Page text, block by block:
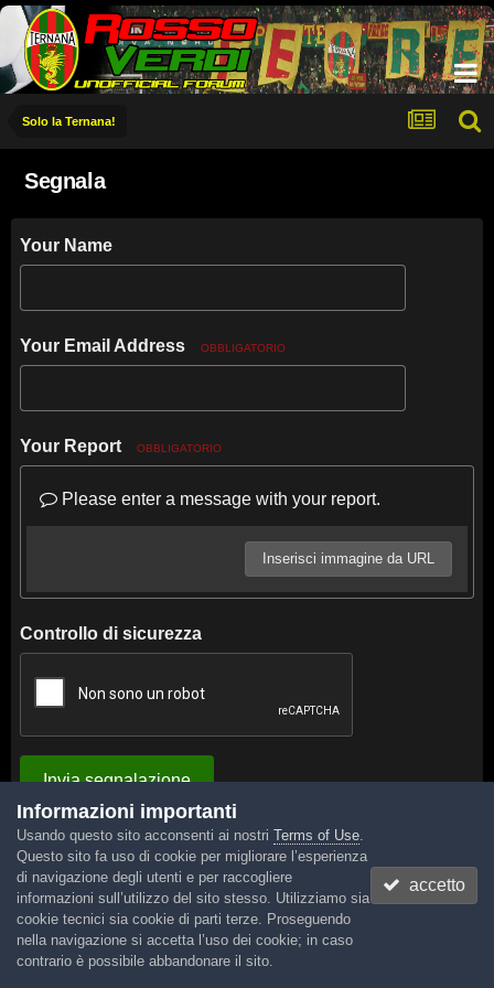
Solo la Ternana!
Segnala
Your Name
Your Email Address OBBLIGATORIO
Your Report OBBLIGATORIO
Please enter a message with your report.
Inserisci immagine da URL
Controllo di sicurezza
Invia segnalazione
Lingua Tema Contattaci Cookies
Powered by Invision Community
Informazioni importanti
Usando questo sito acconsenti ai nostri Terms of Use.
Questo sito fa uso di cookie per migliorare l’esperienza
di navigazione degli utenti e per raccogliere
informazioni sull’utilizzo del sito stesso. Utilizziamo sia
cookie tecnici sia cookie di parti terze. Proseguendo
nella navigazione si accetta l’uso dei cookie; in caso
contrario è possibile abbandonare il sito.
accetto